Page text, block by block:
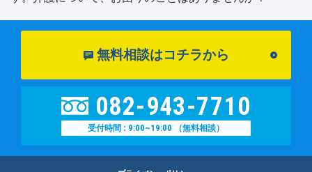
無料相談はコチラから
082-943-7710
受付時間 : 9:00~19:00 （無料相談）